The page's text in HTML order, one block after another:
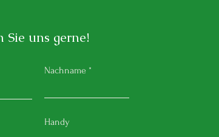
Sie uns gerne!
Nachname
Handy